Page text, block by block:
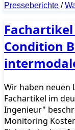
Presseberichte /
Condition
Wir haben neuen
Fachartikel im
Ingenieur"
Monitoring